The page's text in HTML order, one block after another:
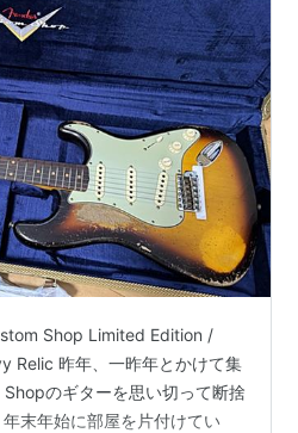
Shop Limited Edition /
Relic 昨年、一昨年とかけて集
のギターを思い切って断捨
末年始に部屋を片付けてい